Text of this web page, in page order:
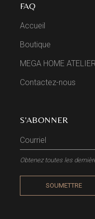
FAQ
Accueil
Boutique
MEGA HOME
Contactez-nous
S'ABONNER
Obtenez toutes les
SOUMETTRE